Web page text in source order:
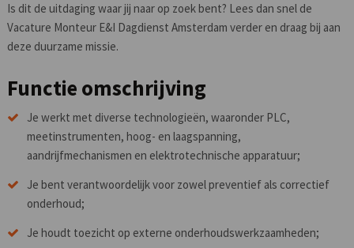
Is dit de uitdaging waar jij naar op zoek bent? Lees dan snel de
Vacature Monteur E&I Dagdienst Amsterdam verder en draag bij aan
deze duurzame missie.
Functie omschrijving
Je werkt met diverse technologieën, waaronder PLC,
meetinstrumenten, hoog- en laagspanning,
aandrijfmechanismen en elektrotechnische apparatuur;
Je bent verantwoordelijk voor zowel preventief als correctief
onderhoud;
Je houdt toezicht op externe onderhoudswerkzaamheden;